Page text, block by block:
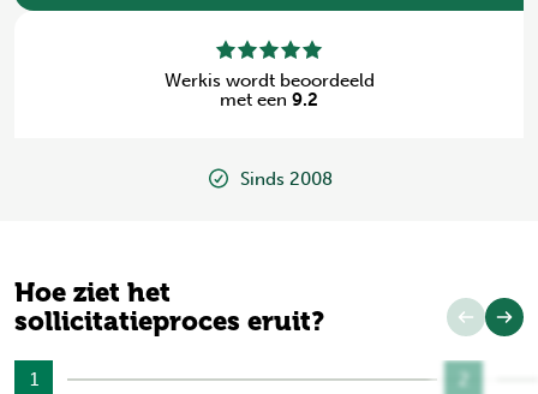
Werkis wordt beoordeeld
met een 9.2
Sinds 2008
Hoe ziet het
sollicitatieproces eruit?
1